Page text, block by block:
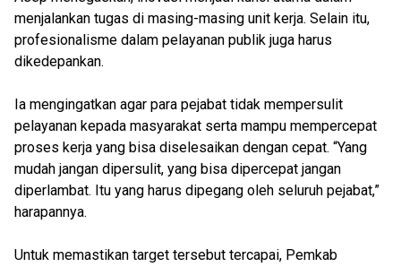
menjalankan tugas di masing-masing unit kerja. Selain itu,
profesionalisme dalam pelayanan publik juga harus
dikedepankan.
Ia mengingatkan agar para pejabat tidak mempersulit
pelayanan kepada masyarakat serta mampu mempercepat
proses kerja yang bisa diselesaikan dengan cepat. “Yang
mudah jangan dipersulit, yang bisa dipercepat jangan
diperlambat. Itu yang harus dipegang oleh seluruh pejabat,”
harapannya.
Untuk memastikan target tersebut tercapai, Pemkab